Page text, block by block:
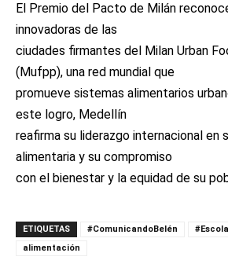
El Premio del Pacto de Milán
innovadoras de las
ciudades firmantes del Milan Urban
(Mufpp), una red mundial que
promueve sistemas alimentarios
este logro, Medellín
reafirma su liderazgo internacional en
alimentaria y su compromiso
con el bienestar y la equidad de su
ETIQUETAS #ComunicandoBelén
alimentación